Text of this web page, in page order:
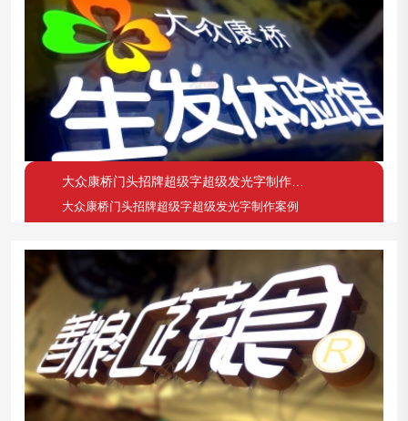
大众康桥门头招牌超级字超级发光字制作案例